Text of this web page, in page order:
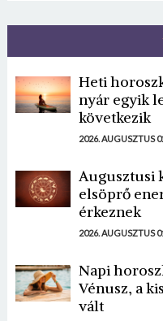
Heti
nyár egyik
következik
2026. AUGUSZTUS
Augusztusi
elsöprő
érkeznek
2026. AUGUSZTUS
Napi
Vénusz, a
vált